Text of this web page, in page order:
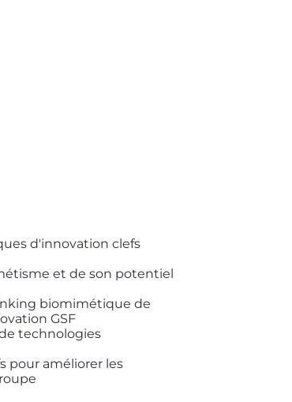
d'innovation clefs
et de son potentiel
biomimétique de
GSF
technologies
pour améliorer les